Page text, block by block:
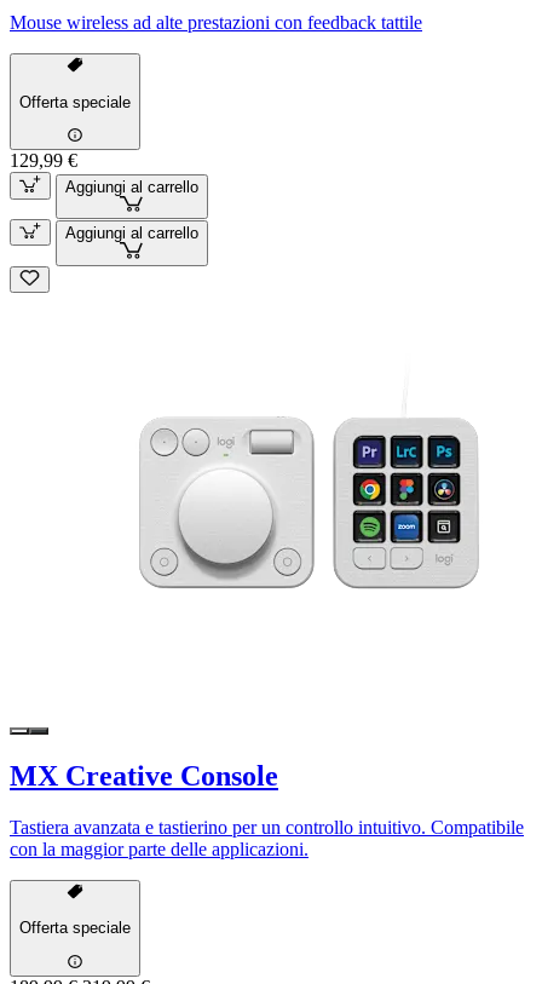
Mouse wireless ad alte prestazioni con feedback tattile
Offerta speciale
129,99 €
Aggiungi al carrello
Aggiungi al carrello
MX Creative Console
Tastiera avanzata e tastierino per un controllo intuitivo. Compatibile
con la maggior parte delle applicazioni.
Offerta speciale